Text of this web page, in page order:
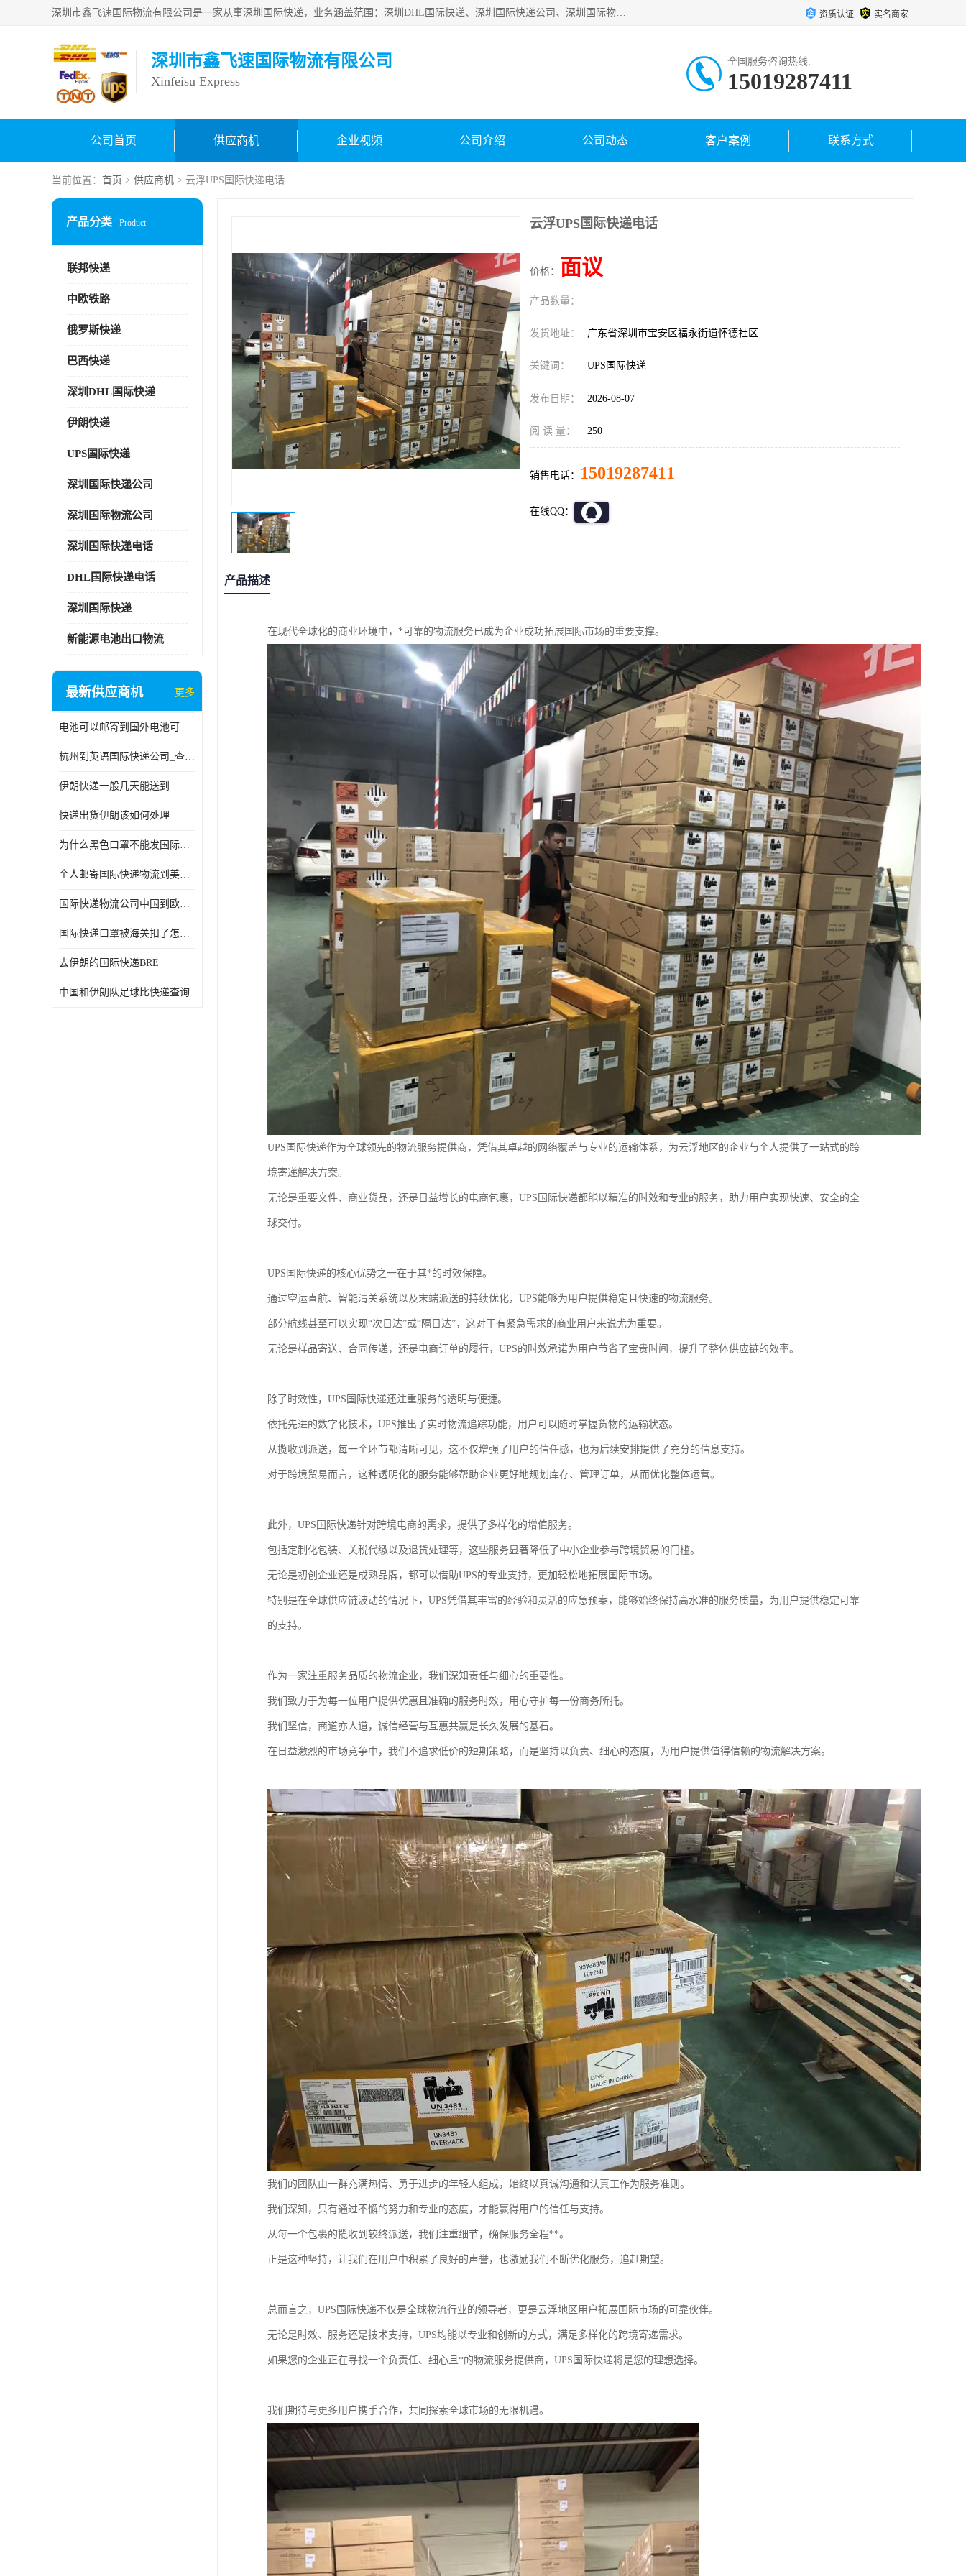
深圳市鑫飞速国际物流有限公司是一家从事深圳国际快递，业务涵盖范围：深圳DHL国际快递、深圳国际快递公司、深圳国际物流公司、深圳国际快递、深圳DHL国际快递电话可拨打全国服务热线：15019287411。欢迎各位亲来人来电到我司洽谈合作。 资质认证 实名商家
深圳市鑫飞速国际物流有限公司
Xinfeisu Express
全国服务咨询热线:
15019287411
公司首页 供应商机 企业视频 公司介绍 公司动态 客户案例 联系方式
当前位置： 首页 > 供应商机 > 云浮UPS国际快递电话
产品分类 Product
联邦快递
中欧铁路
俄罗斯快递
巴西快递
深圳DHL国际快递
伊朗快递
UPS国际快递
深圳国际快递公司
深圳国际物流公司
深圳国际快递电话
DHL国际快递电话
深圳国际快递
新能源电池出口物流
最新供应商机 更多
电池可以邮寄到国外电池可以发国际物流手机电池可以邮寄到国外
杭州到英语国际快递公司_查国际快递
伊朗快递一般几天能送到
快递出货伊朗该如何处理
为什么黑色口罩不能发国际快递 国际寄口罩快递需要填写信息
个人邮寄国际快递物流到美加墨西哥英国比利时荷兰波兰意大利
国际快递物流公司中国到欧洲英国法国德国能寄铁路空运海运
国际快递口罩被海关扣了怎么办
去伊朗的国际快递BRE
中国和伊朗队足球比快递查询
云浮UPS国际快递电话
价格： 面议
产品数量：
发货地址： 广东省深圳市宝安区福永街道怀德社区
关键词： UPS国际快递
发布日期： 2026-08-07
阅 读 量： 250
销售电话： 15019287411
在线QQ：
产品描述
在现代全球化的商业环境中，*可靠的物流服务已成为企业成功拓展国际市场的重要支撑。
UPS国际快递作为全球领先的物流服务提供商，凭借其卓越的网络覆盖与专业的运输体系，为云浮地区的企业与个人提供了一站式的跨
境寄递解决方案。
无论是重要文件、商业货品，还是日益增长的电商包裹，UPS国际快递都能以精准的时效和专业的服务，助力用户实现快速、安全的全
球交付。
UPS国际快递的核心优势之一在于其*的时效保障。
通过空运直航、智能清关系统以及末端派送的持续优化，UPS能够为用户提供稳定且快速的物流服务。
部分航线甚至可以实现“次日达”或“隔日达”，这对于有紧急需求的商业用户来说尤为重要。
无论是样品寄送、合同传递，还是电商订单的履行，UPS的时效承诺为用户节省了宝贵时间，提升了整体供应链的效率。
除了时效性，UPS国际快递还注重服务的透明与便捷。
依托先进的数字化技术，UPS推出了实时物流追踪功能，用户可以随时掌握货物的运输状态。
从揽收到派送，每一个环节都清晰可见，这不仅增强了用户的信任感，也为后续安排提供了充分的信息支持。
对于跨境贸易而言，这种透明化的服务能够帮助企业更好地规划库存、管理订单，从而优化整体运营。
此外，UPS国际快递针对跨境电商的需求，提供了多样化的增值服务。
包括定制化包装、关税代缴以及退货处理等，这些服务显著降低了中小企业参与跨境贸易的门槛。
无论是初创企业还是成熟品牌，都可以借助UPS的专业支持，更加轻松地拓展国际市场。
特别是在全球供应链波动的情况下，UPS凭借其丰富的经验和灵活的应急预案，能够始终保持高水准的服务质量，为用户提供稳定可靠
的支持。
作为一家注重服务品质的物流企业，我们深知责任与细心的重要性。
我们致力于为每一位用户提供优惠且准确的服务时效，用心守护每一份商务所托。
我们坚信，商道亦人道，诚信经营与互惠共赢是长久发展的基石。
在日益激烈的市场竞争中，我们不追求低价的短期策略，而是坚持以负责、细心的态度，为用户提供值得信赖的物流解决方案。
我们的团队由一群充满热情、勇于进步的年轻人组成，始终以真诚沟通和认真工作为服务准则。
我们深知，只有通过不懈的努力和专业的态度，才能赢得用户的信任与支持。
从每一个包裹的揽收到较终派送，我们注重细节，确保服务全程**。
正是这种坚持，让我们在用户中积累了良好的声誉，也激励我们不断优化服务，追赶期望。
总而言之，UPS国际快递不仅是全球物流行业的领导者，更是云浮地区用户拓展国际市场的可靠伙伴。
无论是时效、服务还是技术支持，UPS均能以专业和创新的方式，满足多样化的跨境寄递需求。
如果您的企业正在寻找一个负责任、细心且*的物流服务提供商，UPS国际快递将是您的理想选择。
我们期待与更多用户携手合作，共同探索全球市场的无限机遇。